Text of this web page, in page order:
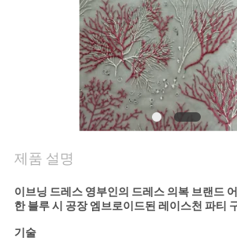
견
적
요
제품 설명
이브닝 드레스 영부인의 드레스 의복 브랜드
한 블루 시 공장 엠브로이드된 레이스천 파티
기술